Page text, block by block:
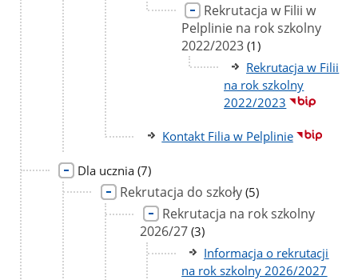
Rekrutacja w Filii w
Pelplinie na rok szkolny
2022/2023 liczba
podstron
(1)
Rekrutacja w Filii
na rok szkolny
2022/2023
Kontakt Filia w Pelplinie
Dla ucznia liczba
podstron
(7)
Rekrutacja do szkoły liczba
podstron
(5)
Rekrutacja na rok szkolny
2026/27 liczba
podstron
(3)
Informacja o rekrutacji
na rok szkolny 2026/2027